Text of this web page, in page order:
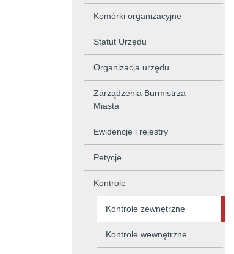
Komórki organizacyjne
Statut Urzędu
Organizacja urzędu
Zarządzenia Burmistrza
Miasta
Ewidencje i rejestry
Petycje
Kontrole
Kontrole zewnętrzne
Kontrole wewnętrzne